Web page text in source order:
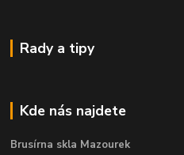
Rady a tipy
Kde nás najdete
Brusírna skla Mazourek